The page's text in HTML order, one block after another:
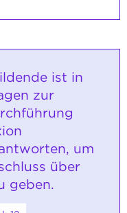
ist in
zur
um
über
geben.